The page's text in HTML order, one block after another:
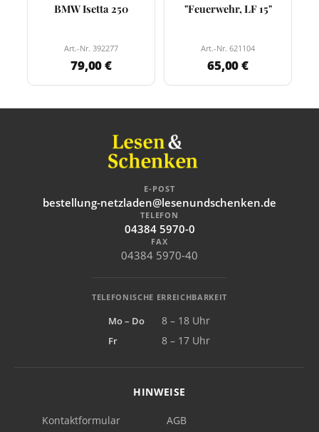
BMW Isetta 250
Art.-Nr. 392277
79,00 €
"Feuerwehr, LF 15"
Art.-Nr. 621104
65,00 €
E-POST
bestellung-netzladen@lesenundschenken.de
TELEFON
04384 5970-0
FAX
04384 5970-40
TELEFONISCHE ERREICHBARKEIT
Mo – Do
8 – 18 Uhr
Fr
8 – 17 Uhr
HINWEISE
Kontaktformular AGB